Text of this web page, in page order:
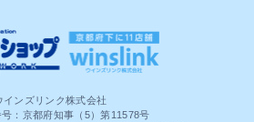
インズリンク株式会社
：京都府知事（5）第11578号